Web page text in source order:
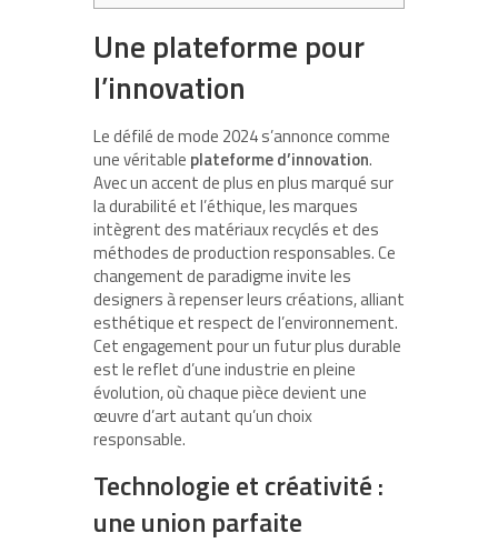
Une plateforme pour
l’innovation
Le défilé de mode 2024 s’annonce comme
une véritable plateforme d’innovation.
Avec un accent de plus en plus marqué sur
la durabilité et l’éthique, les marques
intègrent des matériaux recyclés et des
méthodes de production responsables. Ce
changement de paradigme invite les
designers à repenser leurs créations, alliant
esthétique et respect de l’environnement.
Cet engagement pour un futur plus durable
est le reflet d’une industrie en pleine
évolution, où chaque pièce devient une
œuvre d’art autant qu’un choix
responsable.
Technologie et créativité :
une union parfaite